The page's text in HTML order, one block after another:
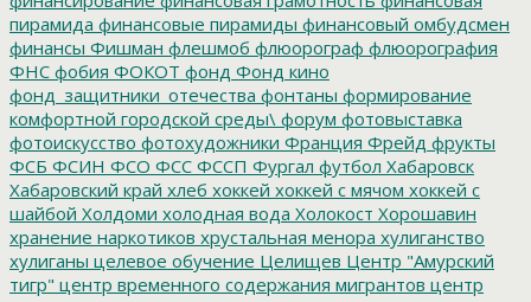
пирамида финансовые пирамиды финансовый омбудсмен
финансы Фишман флешмоб флюорограф флюорография
ФНС фобия ФОКОТ фонд Фонд кино
фонд_защитники_отечества фонтаны формирование
комфортной городской среды\ форум фотовыставка
фотоискусство фотохудожники Франция Фрейд фрукты
ФСБ ФСИН ФСО ФСС ФССП Фургал футбол Хабаровск
Хабаровский край хлеб хоккей хоккей с мячом хоккей с
шайбой Холдоми холодная вода Холокост Хорошавин
хранение наркотиков хрустальная менора хулиганство
хулиганы целевое обучение Целищев Центр "Амурский
тигр" центр временного содержания мигрантов центр